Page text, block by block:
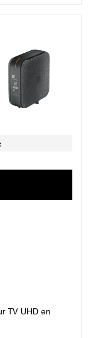
Sans engagement
TV UHD en